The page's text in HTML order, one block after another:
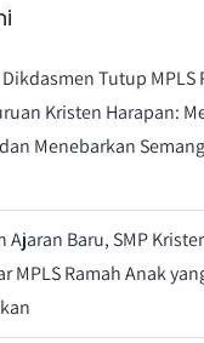
Tutup MPLS
Kristen Harapan:
Menebarkan
Ajaran Baru, SMP
MPLS Ramah Anak